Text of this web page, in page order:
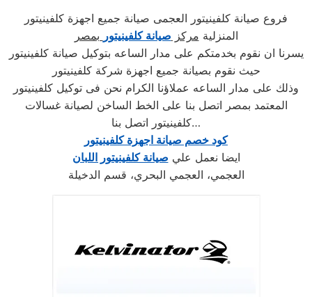
فروع صيانة كلفينيتور العجمى صيانة جميع اجهزة كلفينيتور
المنزلية مركز صيانة كلفينيتور بمصر
يسرنا ان نقوم بخدمتكم على مدار الساعه بتوكيل صيانة كلفينيتور
حيث نقوم بصيانة جميع اجهزة شركة كلفينيتور
وذلك على مدار الساعه عملاؤنا الكرام نحن فى توكيل كلفينيتور
المعتمد بمصر اتصل بنا على الخط الساخن لصيانة غسالات
كلفينيتور اتصل بنا…
كود خصم صيانة اجهزة كلفينيتور
ايضا نعمل علي صيانة كلفينيتور اللبان
العجمي، العجمي البحري، قسم الدخيلة